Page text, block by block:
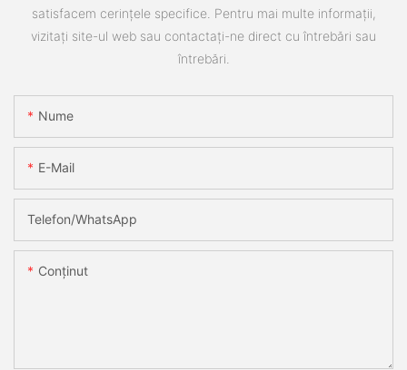
satisfacem cerințele specifice. Pentru mai multe informații,
vizitați site-ul web sau contactați-ne direct cu întrebări sau
întrebări.
Nume
E-Mail
Telefon/WhatsApp
Conţinut